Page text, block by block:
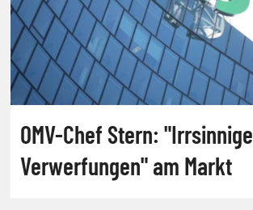
OMV-Chef Stern: "Irrsinnige
Verwerfungen" am Markt